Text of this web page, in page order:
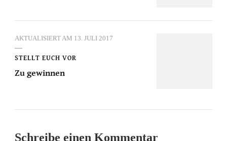
AKTUALISIERT AM 13. JULI 2017
STELLT EUCH VOR
Zu gewinnen
Schreibe einen Kommentar